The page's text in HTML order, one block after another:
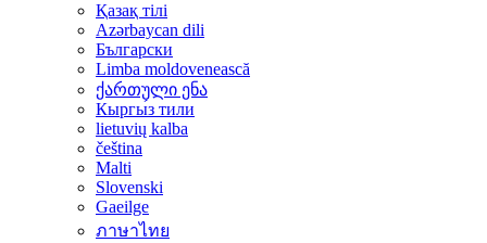
Қазақ тілі
Azərbaycan dili
Български
Limba moldovenească
ქართული ენა
Кыргы́з тили
lietuvių kalba
čeština
Malti
Slovenski
Gaeilge
ภาษาไทย